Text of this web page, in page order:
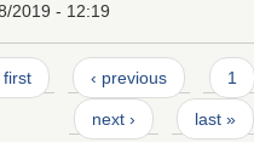
2019 - 12:19
first ‹ previous 1
next › last »